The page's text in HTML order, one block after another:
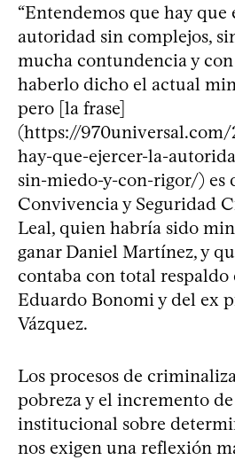
“Entendemos que hay que
autoridad sin complejos,
mucha contundencia y
haberlo dicho el actual
pero [la frase]
(https://970universal.com/
hay-que-ejercer-la-
sin-miedo-y-con-rigor/) es
Convivencia y Seguridad
Leal, quien habría sido
ganar Daniel Martínez, y
contaba con total
Eduardo Bonomi y del ex
Vázquez.
Los procesos de
pobreza y el incremento
institucional sobre
nos exigen una reflexión